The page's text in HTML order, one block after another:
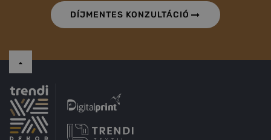
DÍJMENTES KONZULTÁCIÓ